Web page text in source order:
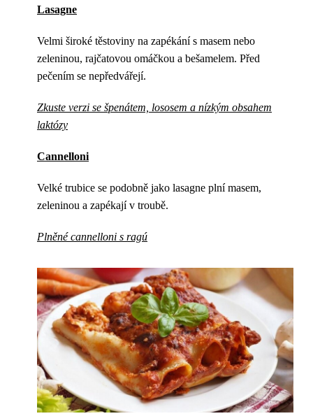
Lasagne
Velmi široké těstoviny na zapékání s masem nebo
zeleninou, rajčatovou omáčkou a bešamelem. Před
pečením se nepředvářejí.
Zkuste verzi se špenátem, lososem a nízkým obsahem
laktózy
Cannelloni
Velké trubice se podobně jako lasagne plní masem,
zeleninou a zapékají v troubě.
Plněné cannelloni s ragú